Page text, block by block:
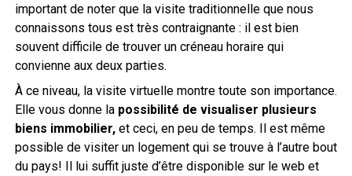
important de noter que la visite traditionnelle que nous
connaissons tous est très contraignante : il est bien
souvent difficile de trouver un créneau horaire qui
convienne aux deux parties.
À ce niveau, la visite virtuelle montre toute son importance.
Elle vous donne lapossibilité de visualiser plusieurs
biens immobilier,et ceci, en peu de temps. Il est même
possible de visiter un logement qui se trouve à l’autre bout
du pays! Il lui suffit juste d’être disponible sur le web et